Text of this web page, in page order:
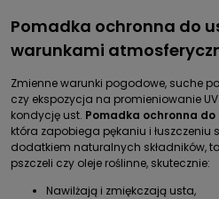
Pomadka ochronna do
warunkami
Zmienne warunki pogodowe, suche
czy ekspozycja na promieniowanie
kondycję ust. Pomadka ochronna do
która zapobiega pękaniu i łuszczeniu
dodatkiem naturalnych składników,
pszczeli czy oleje roślinne, skutecznie:
Nawilżają i zmiękczają usta,